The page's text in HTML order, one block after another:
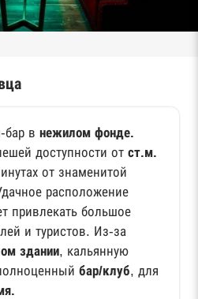
бар в нежилом фонде.
доступности от ст.м.
от знаменитой
расположение
привлекать большое
и туристов. Из-за
здании, кальянную
бар/клуб, для